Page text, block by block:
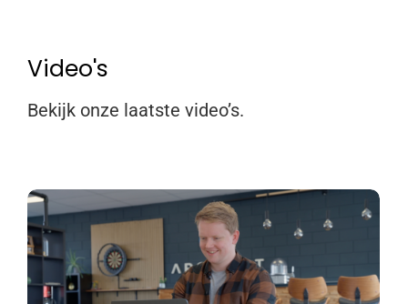
Video's
Bekijk onze laatste video’s.